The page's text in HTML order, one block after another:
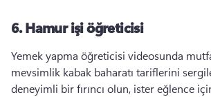
6.Hamur işi öğreticisi
Yemek yapma öğreticisi videosunda
mevsimlik kabak baharatı tariflerini
deneyimli bir fırıncı olun, ister eğlence